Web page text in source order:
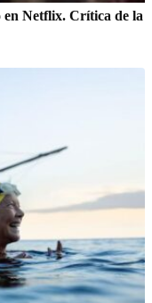
Netflix. Crítica de la